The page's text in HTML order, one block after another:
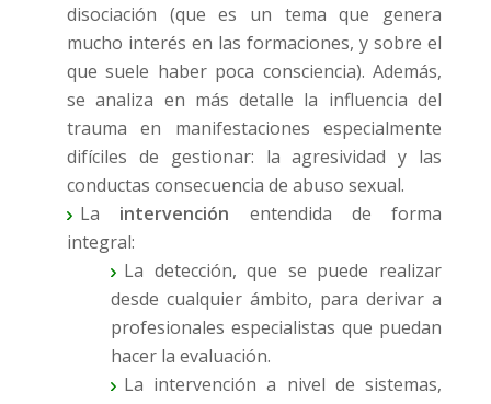
disociación (que es un tema que genera
mucho interés en las formaciones, y sobre el
que suele haber poca consciencia). Además,
se analiza en más detalle la influencia del
trauma en manifestaciones especialmente
difíciles de gestionar: la agresividad y las
conductas consecuencia de abuso sexual.
La intervención entendida de forma
integral:
La detección, que se puede realizar
desde cualquier ámbito, para derivar a
profesionales especialistas que puedan
hacer la evaluación.
La intervención a nivel de sistemas,